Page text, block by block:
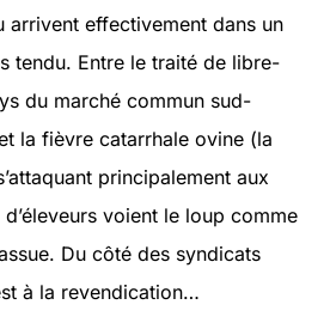
arrivent effectivement dans un
tendu. Entre le traité de libre-
du marché commun sud-
la fièvre catarrhale ovine (la
principalement aux
voient le loup comme
Du côté des syndicats
à la revendication…